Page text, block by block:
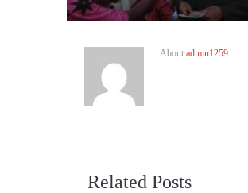
Aboutadmin1259
Related Posts